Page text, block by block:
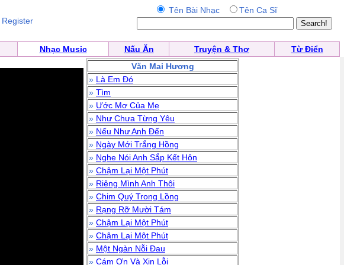
Tên Bài Nhạc Tên Ca Sĩ
Nhạc Music Nấu Ăn Truyện & Thơ
Từ Điển
Văn Mai Hương
» Là Em Đó
» Tìm
» Ước Mơ Của Mẹ
» Như Chưa Từng Yêu
» Nếu Như Anh Đến
» Ngày Mới Trắng Hồng
» Nghe Nói Anh Sắp Kết Hôn
» Chậm Lại Một Phút
» Riêng Mình Anh Thôi
» Chim Quý Trong Lồng
» Rạng Rỡ Mười Tám
» Chậm Lại Một Phút
» Chậm Lại Một Phút
» Một Ngàn Nỗi Đau
» Cám Ơn Và Xin Lỗi